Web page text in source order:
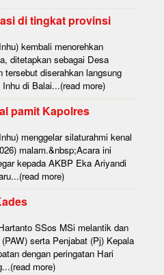
di tingkat provinsi
kembali menorehkan
ditetapkan sebagai Desa
tersebut diserahkan langsung
di Balai...(read more)
pamit Kapolres
menggelar silaturahmi kenal
malam.&nbsp;Acara ini
kepada AKBP Eka Ariyandi
more)
SSos MSi melantik dan
serta Penjabat (Pj) Kepala
dengan peringatan Hari
more)